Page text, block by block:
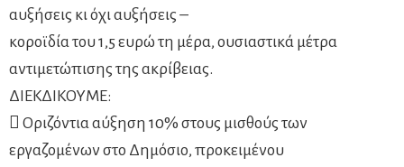
αυξήσεις κι όχι αυξήσεις –
κοροϊδία του 1,5 ευρώ τη μέρα, ουσιαστικά μέτρα
αντιμετώπισης της ακρίβειας.
ΔΙΕΚΔΙΚΟΥΜΕ:
 Οριζόντια αύξηση 10% στους μισθούς των
εργαζομένων στο Δημόσιο, προκειμένου